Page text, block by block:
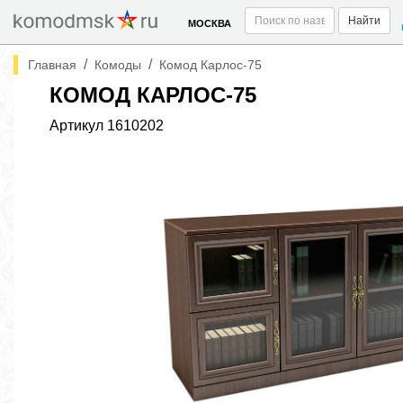
МОСКВА Найти
Главная / Комоды / Комод Карлос-75
КОМОД КАРЛОС-75
Артикул 1610202